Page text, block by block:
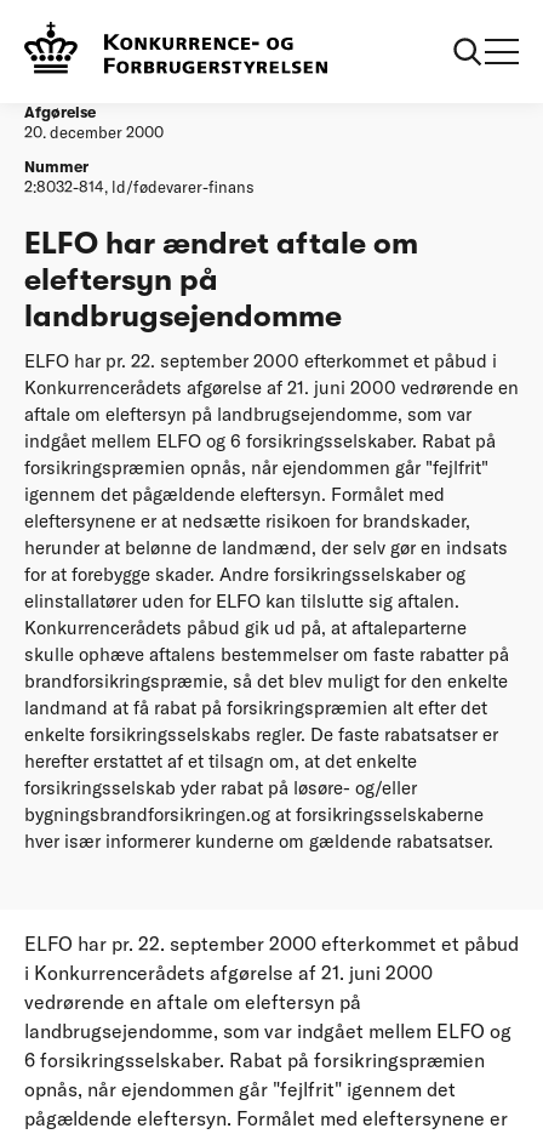
Afgørelser
landbrugsejendomme
Afgørelse
20. december 2000
Nummer
2:8032-814, ld/fødevarer-finans
ELFO har ændret aftale om
eleftersyn på
landbrugsejendomme
ELFO har pr. 22. september 2000 efterkommet et påbud i
Konkurrencerådets afgørelse af 21. juni 2000 vedrørende en
aftale om eleftersyn på landbrugsejendomme, som var
indgået mellem ELFO og 6 forsikringsselskaber. Rabat på
forsikringspræmien opnås, når ejendommen går "fejlfrit"
igennem det pågældende eleftersyn. Formålet med
eleftersynene er at nedsætte risikoen for brandskader,
herunder at belønne de landmænd, der selv gør en indsats
for at forebygge skader. Andre forsikringsselskaber og
elinstallatører uden for ELFO kan tilslutte sig aftalen.
Konkurrencerådets påbud gik ud på, at aftaleparterne
skulle ophæve aftalens bestemmelser om faste rabatter på
brandforsikringspræmie, så det blev muligt for den enkelte
landmand at få rabat på forsikringspræmien alt efter det
enkelte forsikringsselskabs regler. De faste rabatsatser er
herefter erstattet af et tilsagn om, at det enkelte
forsikringsselskab yder rabat på løsøre- og/eller
bygningsbrandforsikringen.og at forsikringsselskaberne
hver især informerer kunderne om gældende rabatsatser.
ELFO har pr. 22. september 2000 efterkommet et påbud
i Konkurrencerådets afgørelse af 21. juni 2000
vedrørende en aftale om eleftersyn på
landbrugsejendomme, som var indgået mellem ELFO og
6 forsikringsselskaber. Rabat på forsikringspræmien
opnås, når ejendommen går "fejlfrit" igennem det
pågældende eleftersyn. Formålet med eleftersynene er